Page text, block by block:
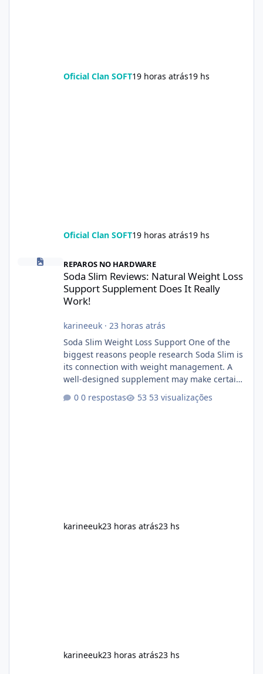
Oficial Clan SOFT19 horas atrás19 hs
Oficial Clan SOFT19 horas atrás19 hs
Soda Slim Reviews: Natural Weight Loss Support Supplement
REPAROS NO HARDWARE
Soda Slim Reviews: Natural Weight Loss
Support Supplement Does It Really
Work!
karineeuk· 23 horas atrás
Soda Slim Weight Loss Support One of the
biggest reasons people research Soda Slim is
its connection with weight management. A
well-designed supplement may make certain
aspects of a healthy routine easier to
maintain, depending on its ingredients and
0 respostas 53 visualizações
karineeuk23 horas atrás23 hs
karineeuk23 horas atrás23 hs